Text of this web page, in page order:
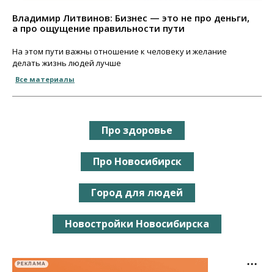
Владимир Литвинов: Бизнес — это не про деньги,
а про ощущение правильности пути
На этом пути важны отношение к человеку и желание
делать жизнь людей лучше
Все материалы
Про здоровье
Про Новосибирск
Город для людей
Новостройки Новосибирска
РЕКЛАМА